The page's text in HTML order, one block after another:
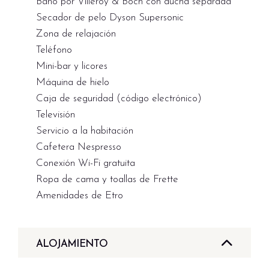
Secador de pelo Dyson Supersonic
Zona de relajación
Teléfono
Mini-bar y licores
Máquina de hielo
Caja de seguridad (código electrónico)
Televisión
Servicio a la habitación
Cafetera Nespresso
Conexión Wi-Fi gratuita
Ropa de cama y toallas de Frette
Amenidades de Etro
ALOJAMIENTO